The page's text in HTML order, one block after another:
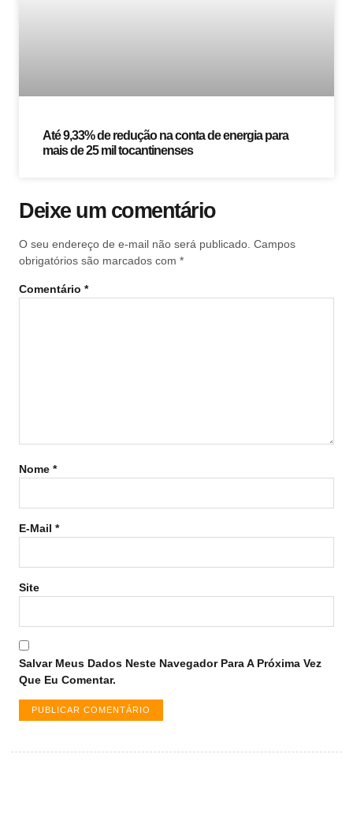
Até 9,33% de redução na conta de energia para
mais de 25 mil tocantinenses
Deixe um comentário
O seu endereço de e-mail não será publicado. Campos
obrigatórios são marcados com *
Comentário *
Nome *
E-Mail *
Site
Salvar Meus Dados Neste Navegador Para A Próxima Vez
Que Eu Comentar.